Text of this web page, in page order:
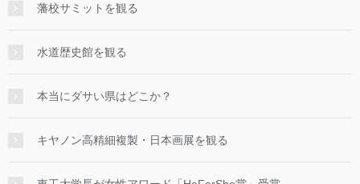
藩校サミットを観る
水道歴史館を観る
本当にダサい県はどこか？
キヤノン高精細複製・日本画展を観る